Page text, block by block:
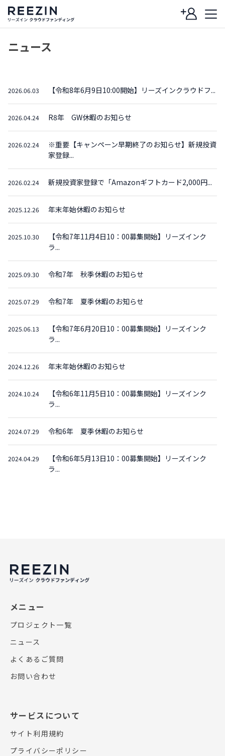
ニュース
2026.06.03 【令和8年6月9日10:00開始】リーズインクラウドフ...
2026.04.24 R8年 GW休暇のお知らせ
2026.02.24
※重要【キャンペーン早期終了のお知らせ】新規投資
家登録...
2026.02.24 新規投資家登録で「Amazonギフトカード2,000円...
2025.12.26 年末年始休暇のお知らせ
2025.10.30
【令和7年11月4日10：00募集開始】リーズインク
ラ...
2025.09.30 令和7年 秋季休暇のお知らせ
2025.07.29 令和7年 夏季休暇のお知らせ
2025.06.13
【令和7年6月20日10：00募集開始】リーズインク
ラ...
2024.12.26 年末年始休暇のお知らせ
2024.10.24
【令和6年11月5日10：00募集開始】リーズインク
ラ...
2024.07.29 令和6年 夏季休暇のお知らせ
2024.04.29
【令和6年5月13日10：00募集開始】リーズインク
ラ...
メニュー
プロジェクト一覧
ニュース
よくあるご質問
お問い合わせ
サービスについて
サイト利用規約
プライバシーポリシー